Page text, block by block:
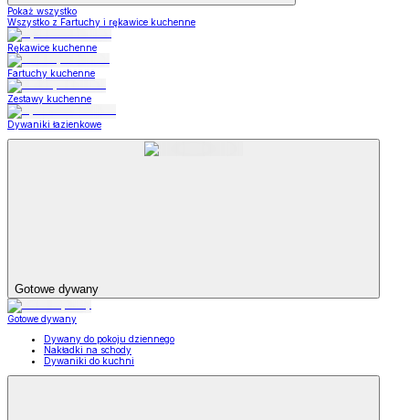
Pokaż wszystko
Wszystko z Fartuchy i rękawice kuchenne
Rękawice kuchenne
Fartuchy kuchenne
Zestawy kuchenne
Dywaniki łazienkowe
Gotowe dywany
Gotowe dywany
Dywany do pokoju dziennego
Nakładki na schody
Dywaniki do kuchni